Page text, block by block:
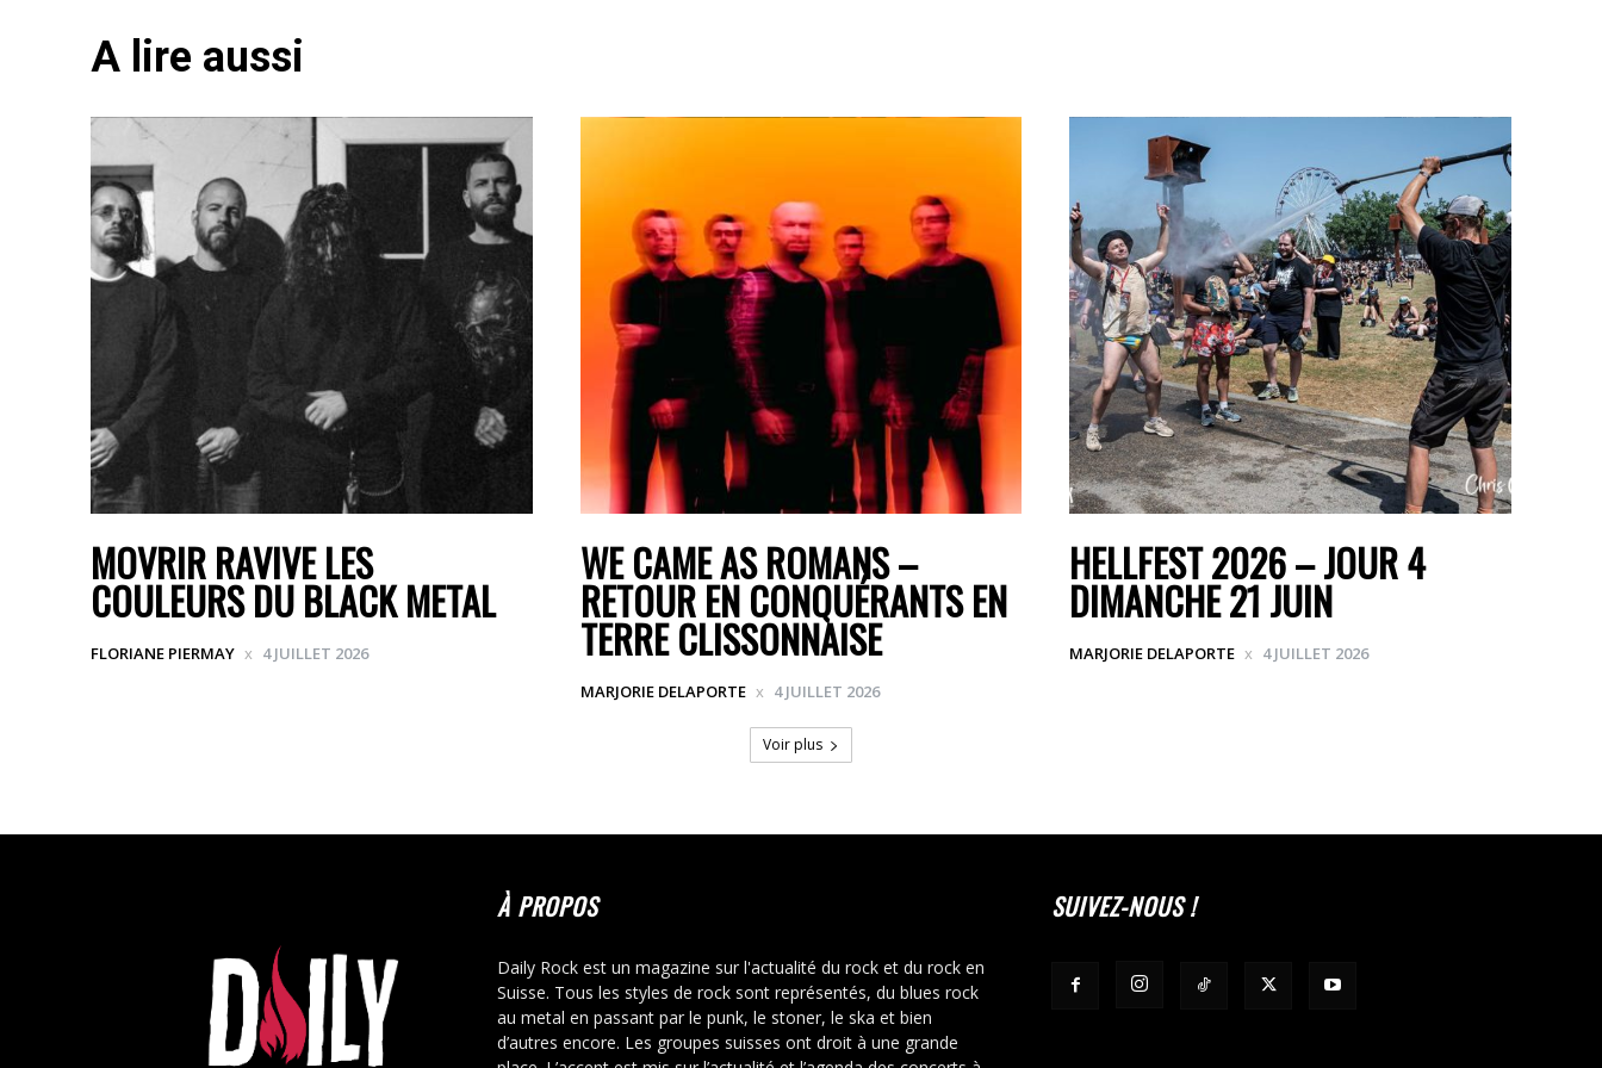
A lire aussi
MOVRIR RAVIVE LES
COULEURS DU BLACK METAL
FLORIANE PIERMAY 4 JUILLET 2026
WE CAME AS ROMANS –
RETOUR EN CONQUÉRANTS EN
TERRE CLISSONNAISE
MARJORIE DELAPORTE 4 JUILLET 2026
HELLFEST 2026 – JOUR 4
DIMANCHE 21 JUIN
MARJORIE DELAPORTE 4 JUILLET 2026
Voir plus
À PROPOS
Daily Rock est un magazine sur l'actualité du rock et du rock en
Suisse. Tous les styles de rock sont représentés, du blues rock
au metal en passant par le punk, le stoner, le ska et bien
d’autres encore. Les groupes suisses ont droit à une grande
SUIVEZ-NOUS !